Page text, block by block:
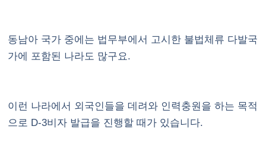
동남아 국가 중에는 법무부에서 고시한 불법체류 다발국
가에 포함된 나라도 많구요.
이런 나라에서 외국인들을 데려와 인력충원을 하는 목적
으로 D-3비자 발급을 진행할 때가 있습니다.